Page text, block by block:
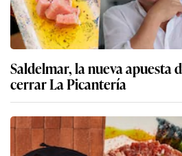
Saldelmar, la nueva apuesta
cerrar La Picantería